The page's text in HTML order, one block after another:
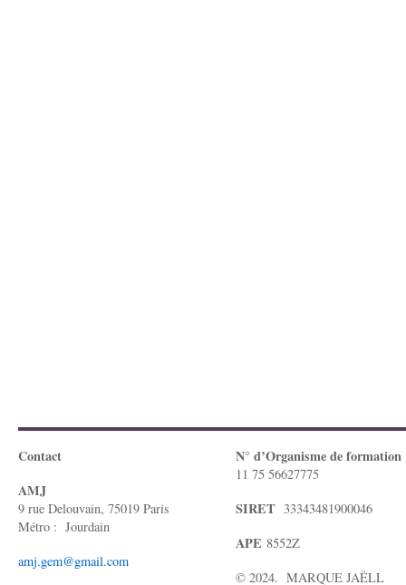
Contact
AMJ
9 rue Delouvain, 75019 Paris
Métro : Jourdain
amj.gem@gmail.com
N° d’Organisme de formation
11 75 56627775
SIRET 33343481900046
APE 8552Z
© 2024. MARQUE JAËLL